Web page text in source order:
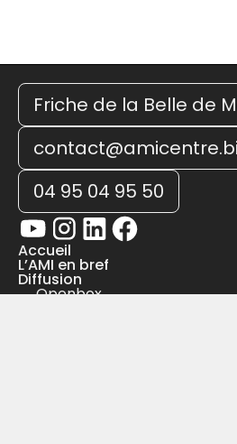
Friche de la Belle de
04 95 04 95 50
Accueil
L’AMI en bref
Diffusion
Openbox